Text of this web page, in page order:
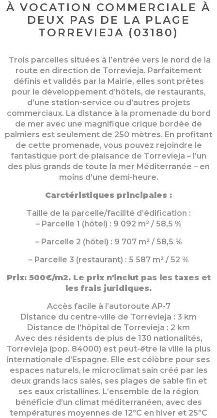
À VOCATION COMMERCIALE À
DEUX PAS DE LA PLAGE
TORREVIEJA (03180)
Trois parcelles situées à l’entrée vers le nord de la
route en direction de Torrevieja. Parfaitement
définis et validés par la Mairie, elles sont prêtes
pour le développement d’hôtels, de restaurants,
d’une station-service ou d’autres projets
commerciaux. La distance à la promenade du bord
de mer avec une magnifique crique bordée de
palmiers est seulement de 250 mètres. En profitant
de cette promenade, vous pouvez rejoindre le
fantastique port de plaisance de Torrevieja – l’un
des plus grands de toute la mer Méditerranée – en
moins d’une demi-heure.
Carctéristiques principales :
Taille de la parcelle/facilité d’édification :
– Parcelle 1 (hôtel) : 9 092 m² / 58,5 %
– Parcelle 2 (hôtel) : 9 707 m² / 58,5 %
– Parcelle 3 (restaurant) : 5 587 m² / 52 %
Prix: 500€/m2. Le prix n'inclut pas les taxes et
les frais juridiques.
Accès facile à l’autoroute AP-7
Distance du centre-ville de Torrevieja : 3 km
Distance de l’hôpital de Torrevieja : 2 km
Avec des résidents de plus de 130 nationalités,
Torrevieja (pop. 84000) est peut-être la ville la plus
internationale d’Espagne. Elle est célèbre pour ses
espaces naturels, le microclimat sain créé par les
deux grands lacs salés, ses plages de sable fin et
ses eaux cristallines. L’ensemble de la région
bénéficie d’un climat méditerranéen, avec des
températures moyennes de 12ºC en hiver et 25ºC